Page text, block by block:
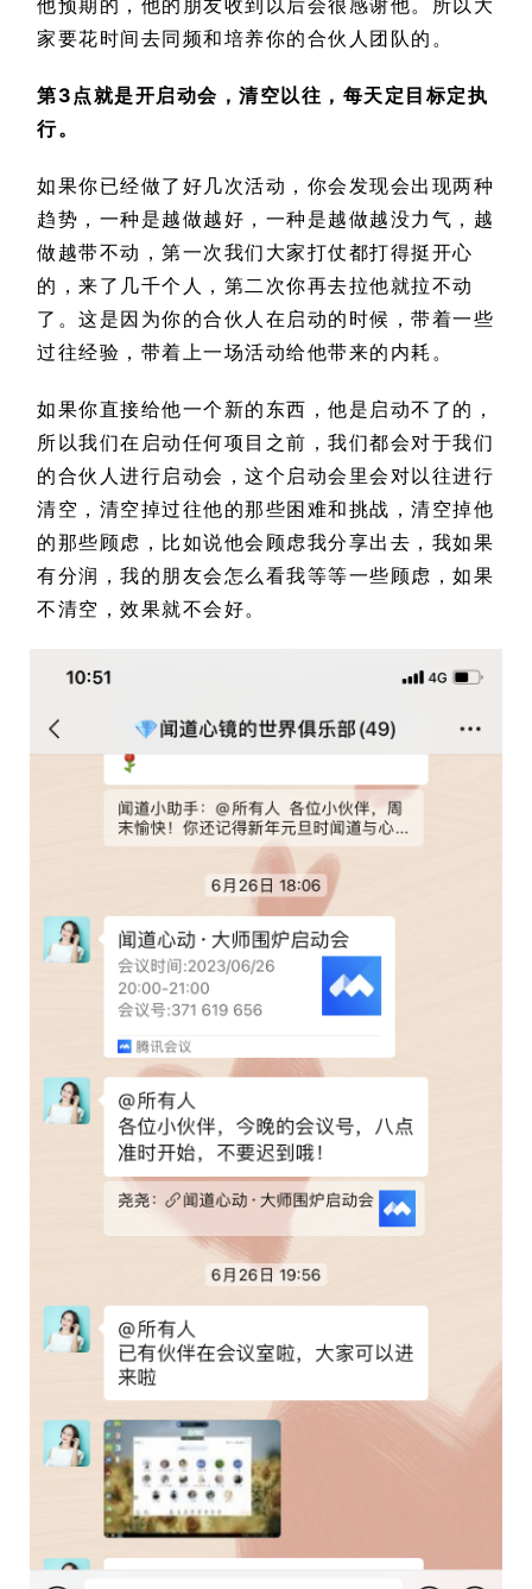
家要花时间去同频和培养你的合伙人团队的。
第3点就是开启动会，清空以往，每天定目标定执
行。
如果你已经做了好几次活动，你会发现会出现两种
趋势，一种是越做越好，一种是越做越没力气，越
做越带不动，第一次我们大家打仗都打得挺开心
的，来了几千个人，第二次你再去拉他就拉不动
了。这是因为你的合伙人在启动的时候，带着一些
过往经验，带着上一场活动给他带来的内耗。
如果你直接给他一个新的东西，他是启动不了的，
所以我们在启动任何项目之前，我们都会对于我们
的合伙人进行启动会，这个启动会里会对以往进行
清空，清空掉过往他的那些困难和挑战，清空掉他
的那些顾虑，比如说他会顾虑我分享出去，我如果
有分润，我的朋友会怎么看我等等一些顾虑，如果
不清空，效果就不会好。